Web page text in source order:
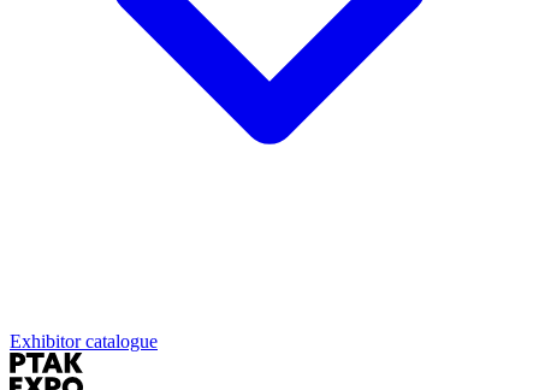
Exhibitor catalogue